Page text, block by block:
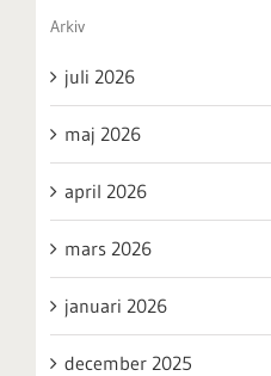
Arkiv
juli 2026
maj 2026
april 2026
mars 2026
januari 2026
december 2025